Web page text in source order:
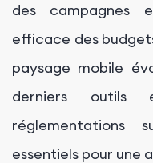
des campagnes
efficace des
paysage mobile
derniers
essentiels pour une